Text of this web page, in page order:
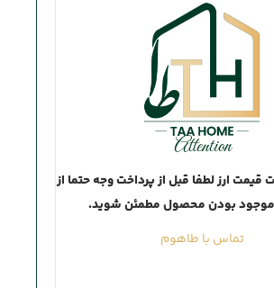
Attention
قیمت ارز لطفا قبل از پرداخت وجه حتما از
بودن محصول مطمئن شوید.
تماس با طاهوم